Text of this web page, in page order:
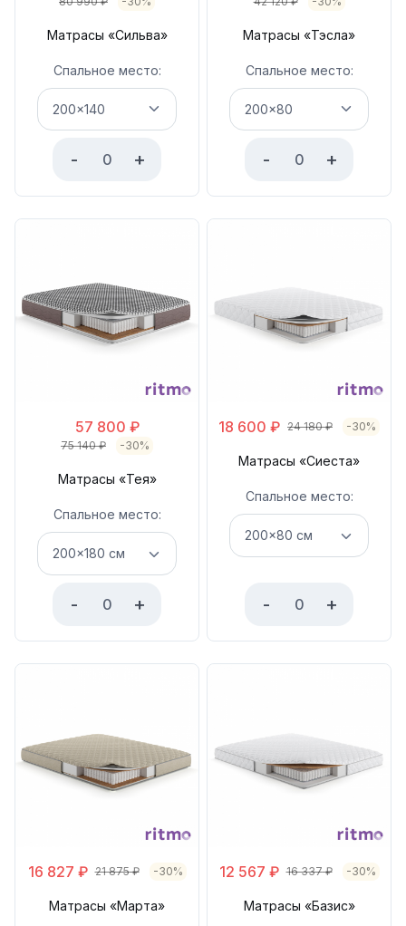
Матрасы «Сильва»
Спальное место:
- +
Матрасы «Тэсла»
Спальное место:
- +
57 800 ₽
75 140₽ -30%
Матрасы «Тея»
Спальное место:
- +
18 600 ₽ 24 180₽ -30%
Матрасы «Сиеста»
Спальное место:
- +
16 827 ₽ 21 875₽ -30%
Матрасы «Марта»
12 567 ₽ 16 337₽ -30%
Матрасы «Базис»